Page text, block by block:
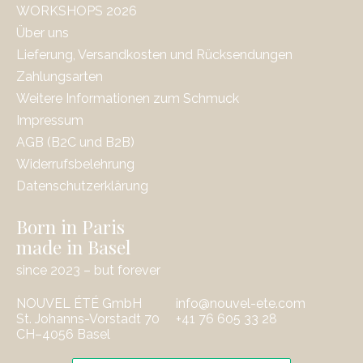
WORKSHOPS 2026
Über uns
Lieferung, Versandkosten und Rücksendungen
Zahlungsarten
Weitere Informationen zum Schmuck
Impressum
AGB (B2C und B2B)
Widerrufsbelehrung
Datenschutzerklärung
Born in Paris
made in Basel
since 2023 – but forever
NOUVEL ÉTÉ GmbH
St. Johanns-Vorstadt 70
CH–4056 Basel
info@nouvel-ete.com
‭+41 76 605 33 28